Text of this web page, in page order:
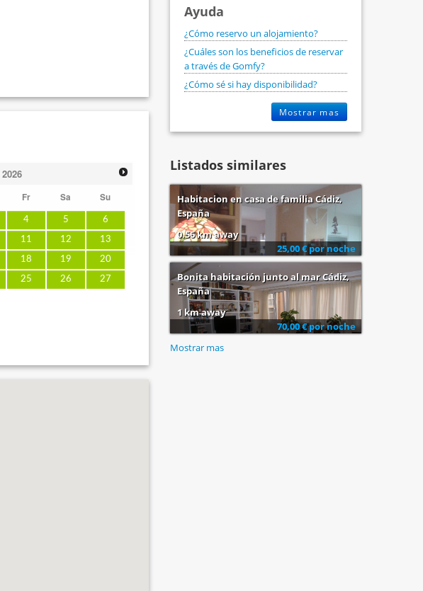
2026
Fr Sa Su
4 5 6
11 12 13
18 19 20
25 26 27
Ayuda
¿Cómo reservo un alojamiento?
¿Cuáles son los beneficios de reservar
a través de Gomfy?
¿Cómo sé si hay disponibilidad?
Mostrar mas
Listados similares
Habitacion en casa de familia Cádiz,
España
0.56 km away
25,00 € por noche
Bonita habitación junto al mar Cádiz,
España
1 km away
70,00 € por noche
Mostrar mas